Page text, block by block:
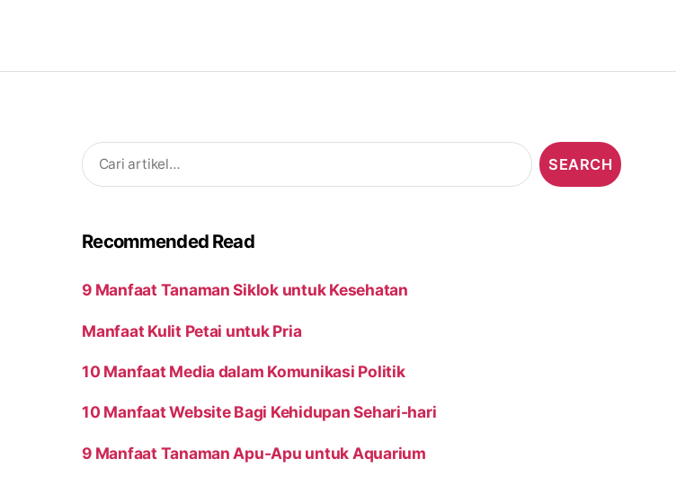
Search
for:
Recommended Read
9 Manfaat Tanaman Siklok untuk Kesehatan
Manfaat Kulit Petai untuk Pria
10 Manfaat Media dalam Komunikasi Politik
10 Manfaat Website Bagi Kehidupan Sehari-hari
9 Manfaat Tanaman Apu-Apu untuk Aquarium